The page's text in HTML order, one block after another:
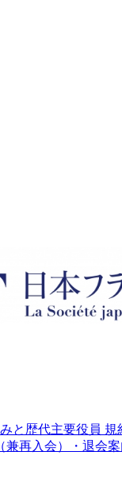
と歴代主要役員 規
兼再入会）・退会